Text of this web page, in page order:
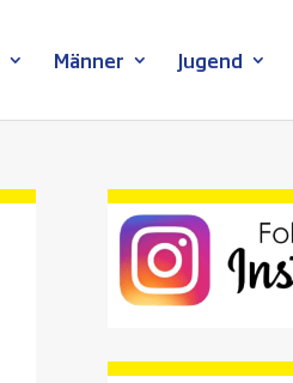
Männer Jugend